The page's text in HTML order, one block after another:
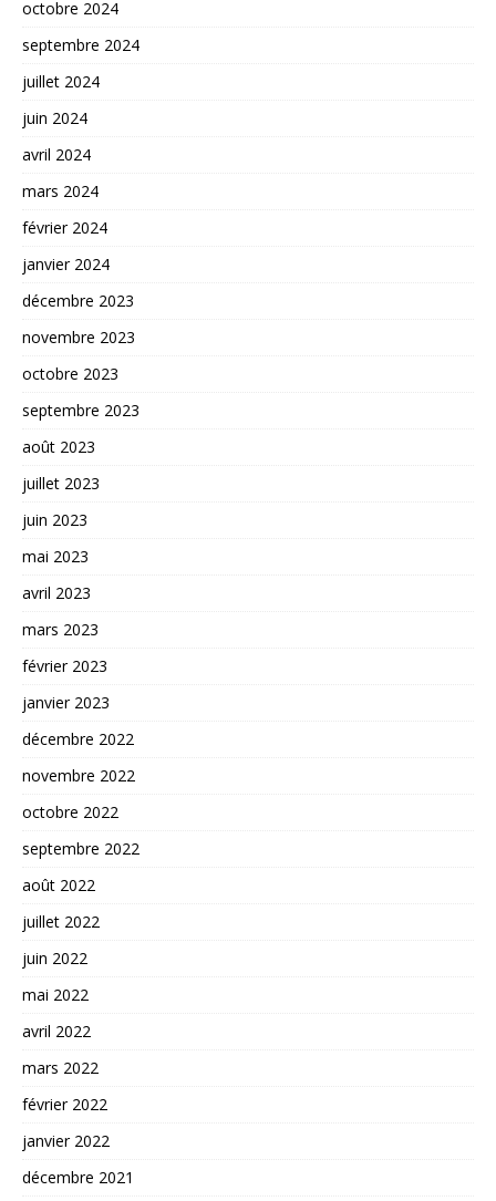
octobre 2024
septembre 2024
juillet 2024
juin 2024
avril 2024
mars 2024
février 2024
janvier 2024
décembre 2023
novembre 2023
octobre 2023
septembre 2023
août 2023
juillet 2023
juin 2023
mai 2023
avril 2023
mars 2023
février 2023
janvier 2023
décembre 2022
novembre 2022
octobre 2022
septembre 2022
août 2022
juillet 2022
juin 2022
mai 2022
avril 2022
mars 2022
février 2022
janvier 2022
décembre 2021